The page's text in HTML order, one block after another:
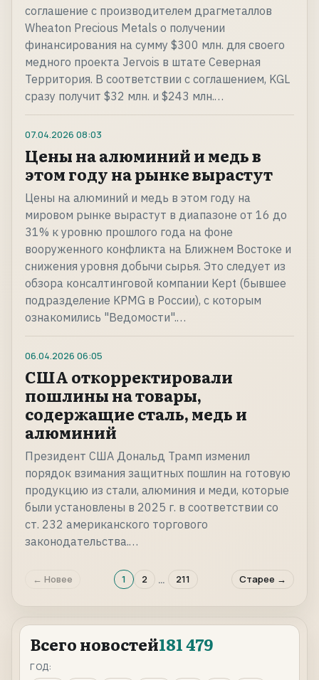
соглашение с производителем драгметаллов
Wheaton Precious Metals о получении
финансирования на сумму $300 млн. для своего
медного проекта Jervois в штате Северная
Территория. В соответствии с соглашением, KGL
сразу получит $32 млн. и $243 млн.…
07.04.2026 08:03
Цены на алюминий и медь в
этом году на рынке вырастут
Цены на алюминий и медь в этом году на
мировом рынке вырастут в диапазоне от 16 до
31% к уровню прошлого года на фоне
вооруженного конфликта на Ближнем Востоке и
снижения уровня добычи сырья. Это следует из
обзора консалтинговой компании Kept (бывшее
подразделение KPMG в России), с которым
ознакомились "Ведомости".…
06.04.2026 06:05
США откорректировали
пошлины на товары,
содержащие сталь, медь и
алюминий
Президент США Дональд Трамп изменил
порядок взимания защитных пошлин на готовую
продукцию из стали, алюминия и меди, которые
были установлены в 2025 г. в соответствии со
ст. 232 американского торгового
законодательства.…
← Новее 1 2 … 211 Старее →
Всего новостей181 479
ГОД: